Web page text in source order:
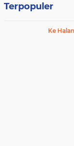
Terpopuler
Ke